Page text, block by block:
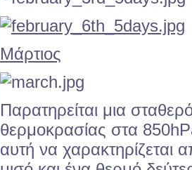
Μάρτιος
Παρατηρείται μια
θερμοκρασίας στα
αυτή να